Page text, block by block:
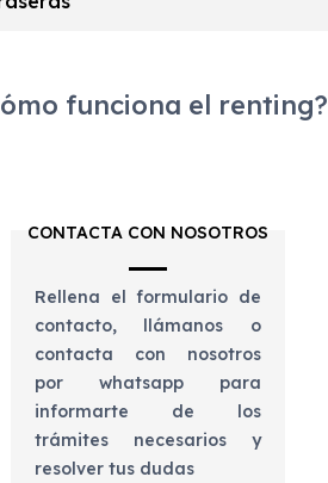
funciona el renting?
CONTACTA CON NOSOTROS
Rellena el formulario de
contacto, llámanos o
contacta con nosotros
por whatsapp para
informarte de los
trámites necesarios y
resolver tus dudas